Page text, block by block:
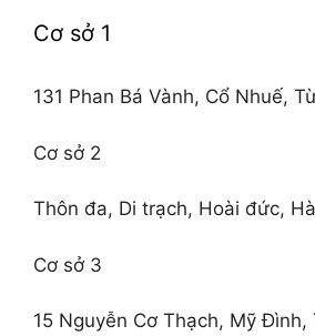
Cơ sở 1
131 Phan Bá Vành, Cổ Nhuế,
Cơ sở 2
Thôn đa, Di trạch, Hoài đức,
Cơ sở 3
15 Nguyễn Cơ Thạch, Mỹ Đình,